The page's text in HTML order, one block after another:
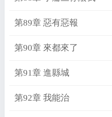
第89章 惡有惡報
第90章 來都來了
第91章 進縣城
第92章 我能治